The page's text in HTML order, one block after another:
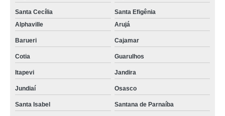
Santa Cecília
Santa Efigênia
Alphaville
Arujá
Barueri Cajamar
Cotia Guarulhos
Itapevi Jandira
Jundiaí Osasco
Santa Isabel Santana de Parnaíba